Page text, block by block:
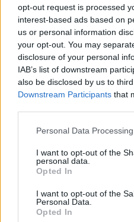
opt-out request is processed
interest-based ads based on
us or personal information
your opt-out. You may
disclosure of your personal
IAB’s list of downstream
also be disclosed by us to
Downstream Participants that
Please note that this website/
not limited to your visit or
grant or deny consent to
use your data for below
consent section.
Personal Data
I want to opt-out of the
personal data.
Opted In
I want to opt-out of the
Personal Data.
Opted In
Aguacate en la cocina: 10
RECETAS